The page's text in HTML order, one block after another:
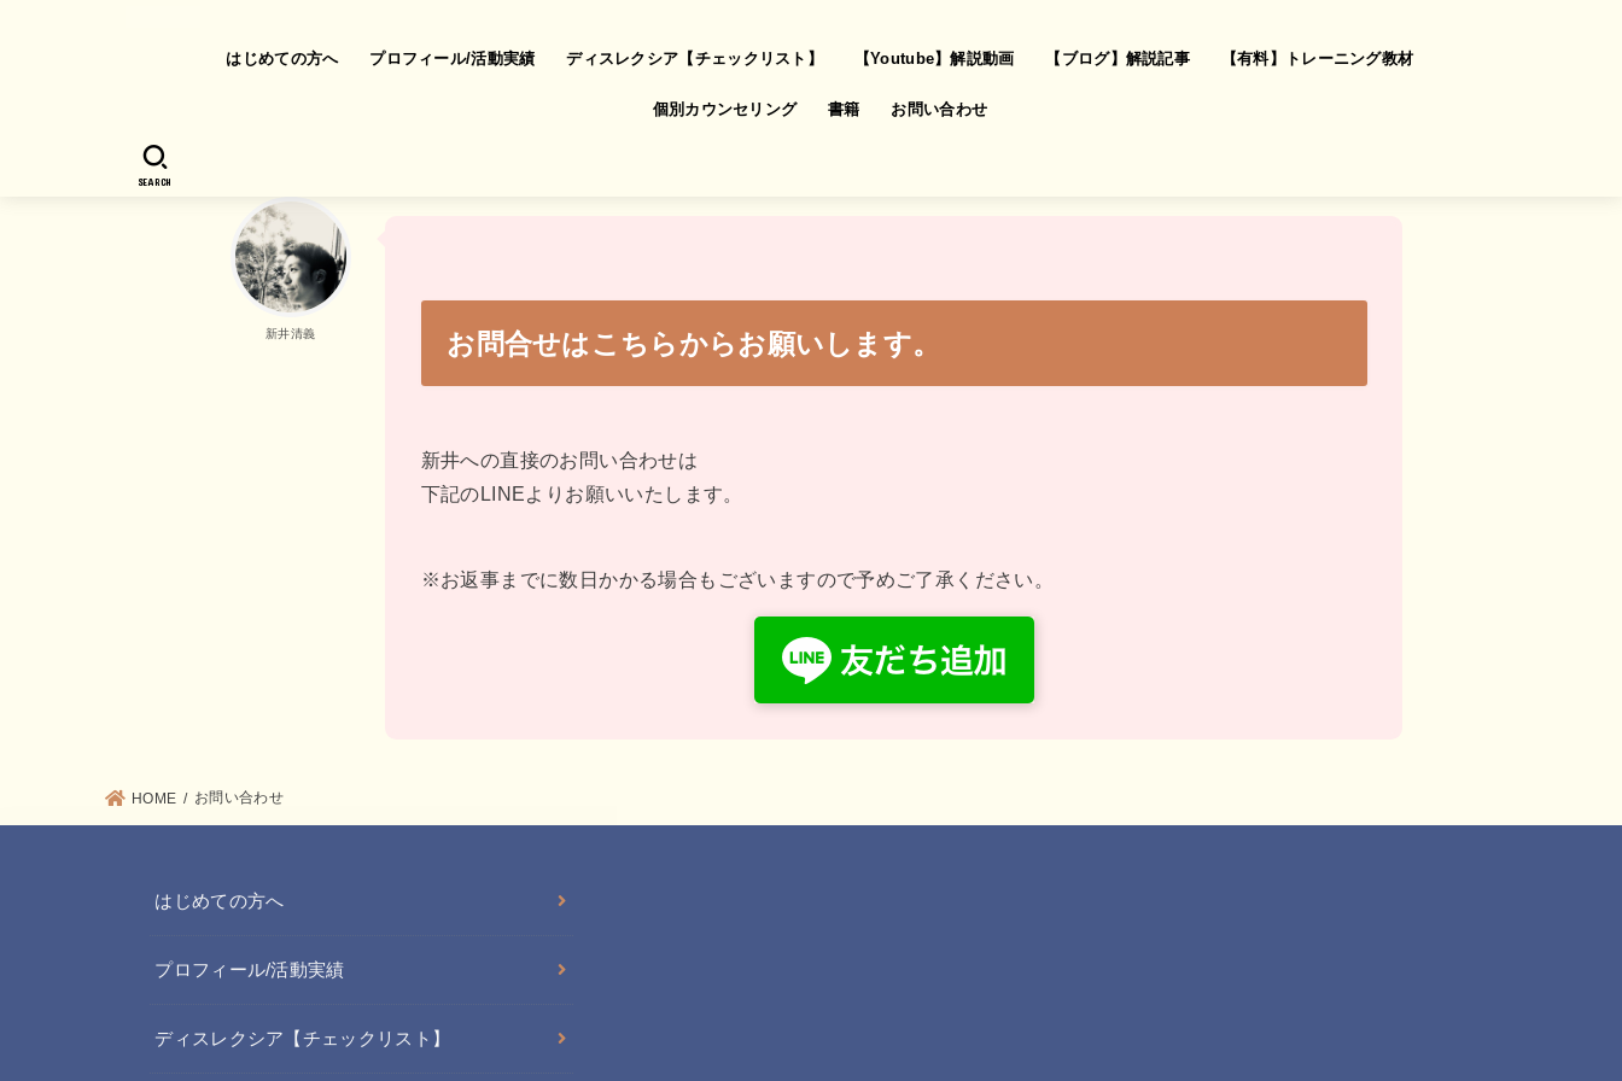
はじめての方へ プロフィール/活動実績 ディスレクシア【チェックリスト】 【Youtube】解説動画 【ブログ】解説記事 【有料】トレーニング教材
個別カウンセリング 書籍 お問い合わせ
SEARCH
新井清義 お問合せはこちらからお願いします。
新井への直接のお問い合わせは
下記のLINEよりお願いいたします。
※お返事までに数日かかる場合もございますので予めご了承ください。
HOME お問い合わせ
はじめての方へ
プロフィール/活動実績
ディスレクシア【チェックリスト】